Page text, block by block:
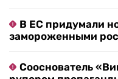
В ЕС придумали
замороженными
Сооснователь